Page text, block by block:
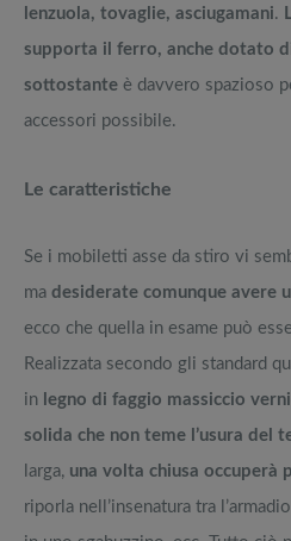
lenzuola, tovaglie, asciugamani.
supporta il ferro, anche dotato
sottostante è davvero spazioso
accessori possibile.
Le caratteristiche
Se i mobiletti asse da stiro vi
ma desiderate comunque avere
ecco che quella in esame può
Realizzata secondo gli standard
in legno di faggio massiccio
solida che non teme l’usura del
larga, una volta chiusa occuperà
riporla nell’insenatura tra